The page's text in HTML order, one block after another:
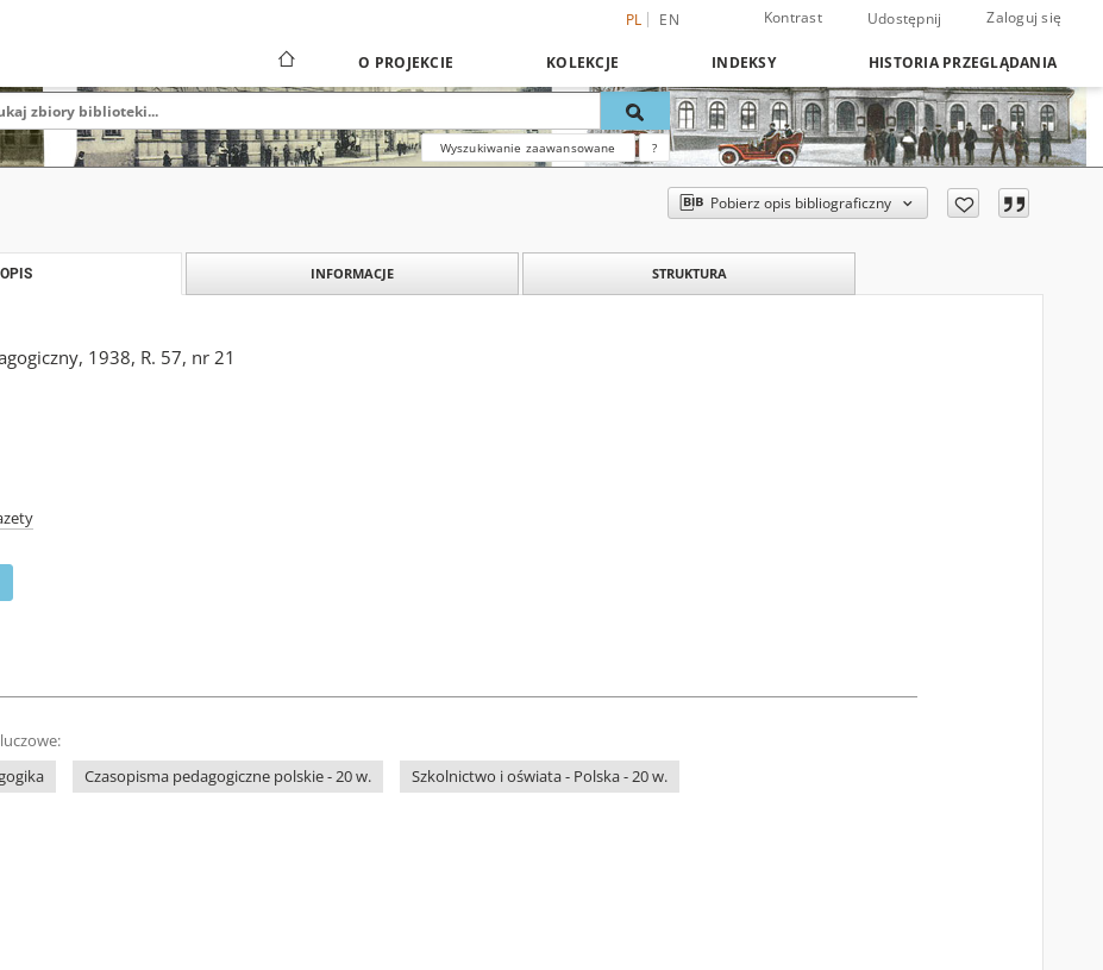
PL EN Kontrast Udostępnij Zaloguj się
O PROJEKCIE KOLEKCJE INDEKSY HISTORIA PRZEGLĄDANIA
Wyszukiwanie zaawansowane ?
Pobierz opis bibliograficzny
OPIS INFORMACJE STRUKTURA
1938, R. 57, nr 21
Czasopisma pedagogiczne polskie - 20 w. Szkolnictwo i oświata - Polska - 20 w.